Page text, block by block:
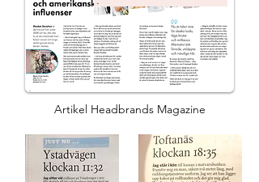
Artikel Headbrands Magazine